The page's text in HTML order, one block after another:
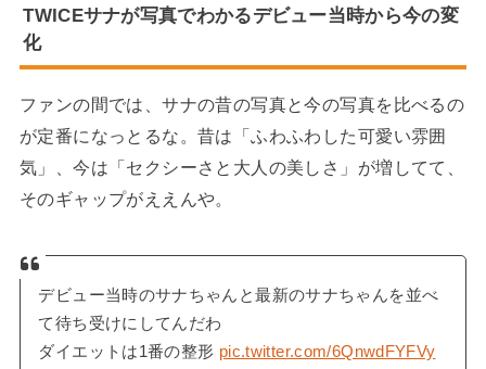
TWICEサナが写真でわかるデビュー当時から今の変
化
ファンの間では、サナの昔の写真と今の写真を比べるの
が定番になっとるな。昔は「ふわふわした可愛い雰囲
気」、今は「セクシーさと大人の美しさ」が増してて、
そのギャップがええんや。
デビュー当時のサナちゃんと最新のサナちゃんを並べ
て待ち受けにしてんだわ
ダイエットは1番の整形 pic.twitter.com/6QnwdFYFVy